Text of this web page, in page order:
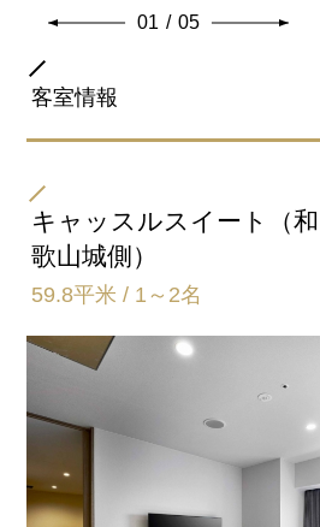
「ReFa BEAUTECH CURL
現。 美しい立体感がつづくレア
共通客室設備・アメニティ
01 / 05
客室情報
ジュニアスイート（和歌山城側）
ベッドサイズ
セパレート
特徴
キャッスルスイート（和
歌山城側）
59.8平米 / 1～2名